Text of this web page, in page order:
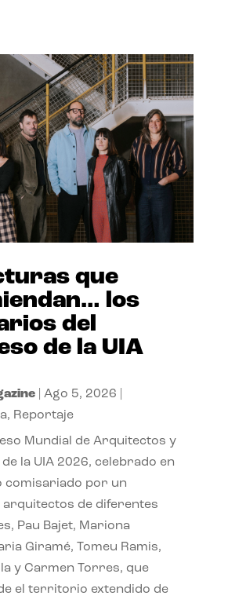
que
los
del
de la UIA
| Ago 5, 2026
, Reportaje
Mundial de Arquitectos y
la UIA 2026, celebrado en
comisariado por un
arquitectos de diferentes
Pau Bajet, Mariona
Giramé, Tomeu Ramis,
y Carmen Torres, que
el territorio extendido de